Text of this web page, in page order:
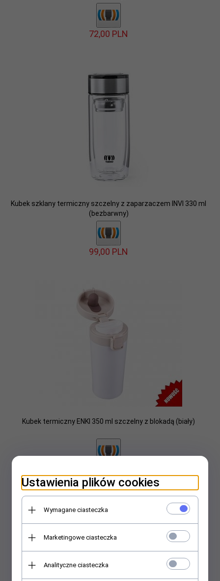
72,00 PLN
Kubek szklany termiczny szczelny z zaparzaczem INVI 330 ml
(bezbarwny)
99,00 PLN
Kubek termiczny ENKI 350 ml szczelny z blokadą (biały)
Ustawienia plików cookies
Wymagane ciasteczka
Marketingowe ciasteczka
Analityczne ciasteczka